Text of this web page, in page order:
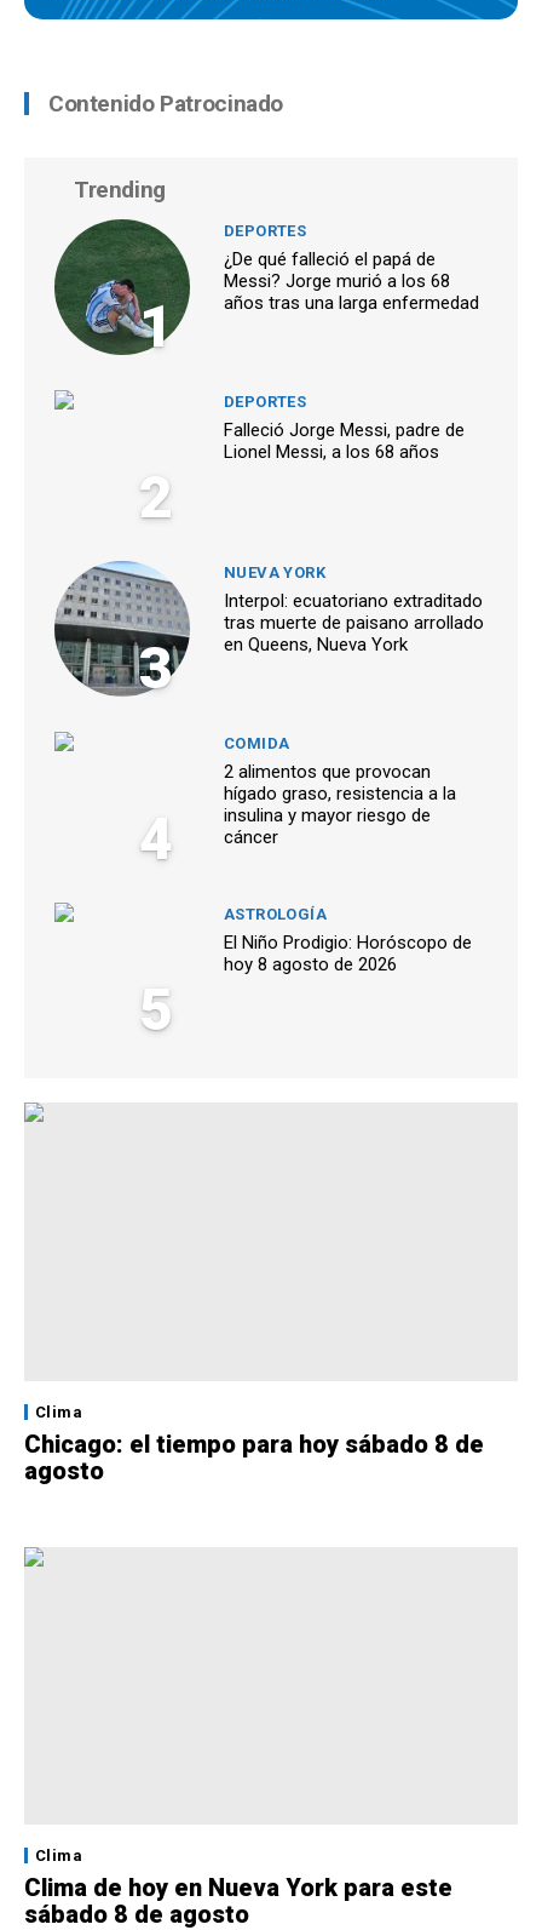
Contenido Patrocinado
Trending
1
DEPORTES
¿De qué falleció el papá de
Messi? Jorge murió a los 68
años tras una larga enfermedad
2
DEPORTES
Falleció Jorge Messi, padre de
Lionel Messi, a los 68 años
3
NUEVA YORK
Interpol: ecuatoriano extraditado
tras muerte de paisano arrollado
en Queens, Nueva York
4
COMIDA
2 alimentos que provocan
hígado graso, resistencia a la
insulina y mayor riesgo de
cáncer
5
ASTROLOGÍA
El Niño Prodigio: Horóscopo de
hoy 8 agosto de 2026
Clima
Chicago: el tiempo para hoy sábado 8 de
agosto
Clima
Clima de hoy en Nueva York para este
sábado 8 de agosto